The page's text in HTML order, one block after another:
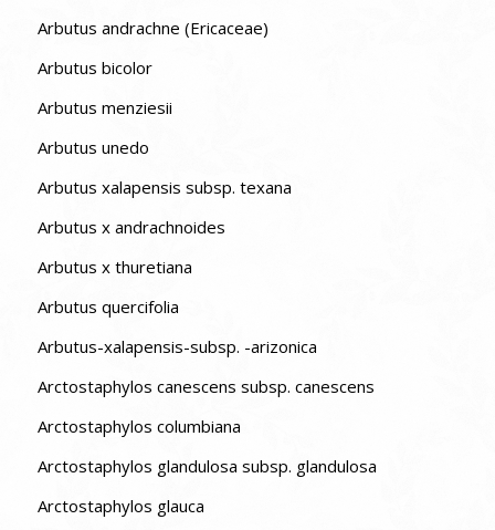
Arbutus andrachne (Ericaceae)
Arbutus bicolor
Arbutus menziesii
Arbutus unedo
Arbutus xalapensis subsp. texana
Arbutus x andrachnoides
Arbutus x thuretiana
Arbutus quercifolia
Arbutus-xalapensis-subsp. -arizonica
Arctostaphylos canescens subsp. canescens
Arctostaphylos columbiana
Arctostaphylos glandulosa subsp. glandulosa
Arctostaphylos glauca